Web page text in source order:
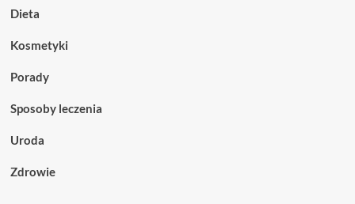
Dieta
Kosmetyki
Porady
Sposoby leczenia
Uroda
Zdrowie